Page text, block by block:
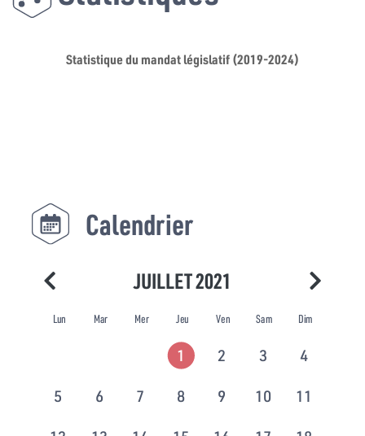
Statistique du mandat législatif (2019-2024)
Calendrier
JUILLET 2021
Lun Mar Mer Jeu Ven Sam Dim
1 2 3 4
5 6 7 8 9 10 11